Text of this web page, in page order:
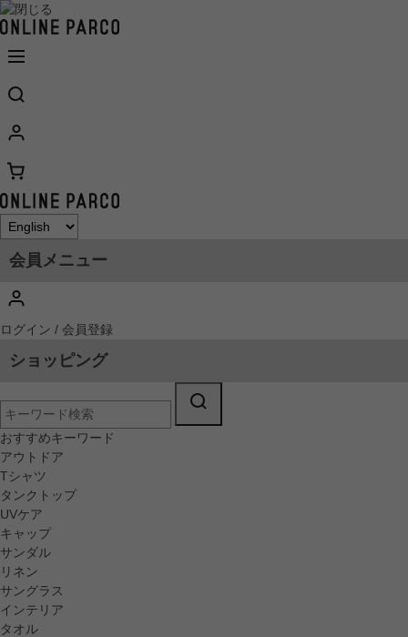
会員メニュー
ログイン / 会員登録
ショッピング
おすすめキーワード
アウトドア
Tシャツ
タンクトップ
UVケア
キャップ
サンダル
リネン
サングラス
インテリア
タオル